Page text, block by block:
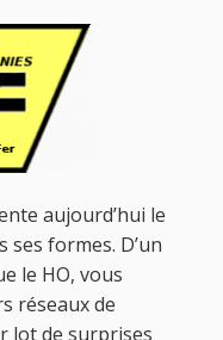
aujourd’hui le
formes. D’un
le HO, vous
réseaux de
lot de surprises